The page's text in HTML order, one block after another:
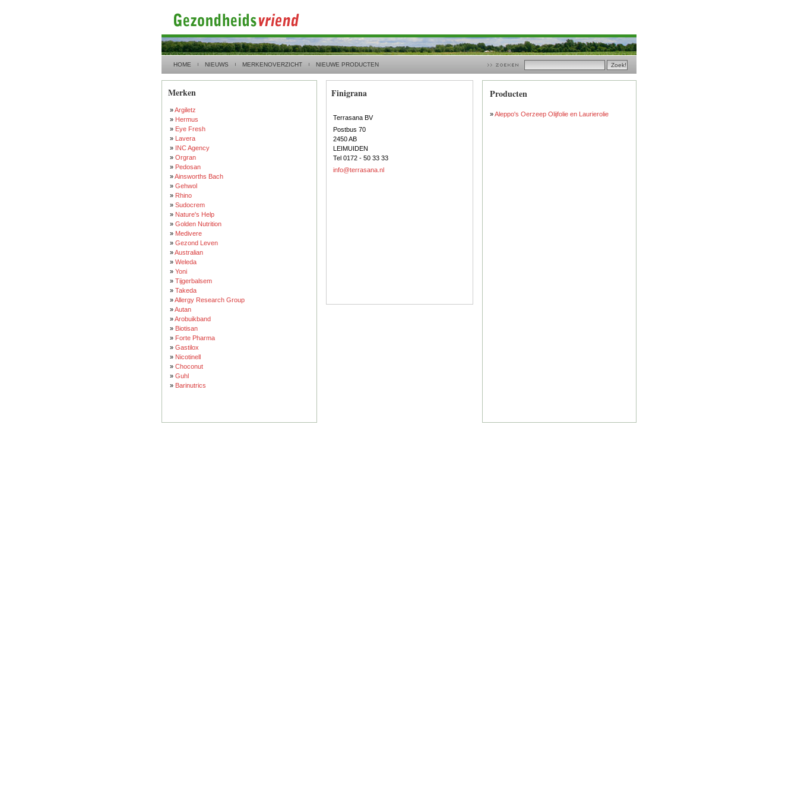
HOME NIEUWS MERKENOVERZICHT NIEUWE PRODUCTEN
Merken
»Argiletz
» Hermus
» Eye Fresh
» Lavera
» INC Agency
» Orgran
» Pedosan
»Ainsworths Bach
» Gehwol
» Rhino
» Sudocrem
» Nature's Help
» Golden Nutrition
» Medivere
» Gezond Leven
»Australian
» Weleda
» Yoni
» Tijgerbalsem
» Takeda
»Allergy Research Group
»Autan
»Arobuikband
» Biotisan
» Forte Pharma
» Gastilox
» Nicotinell
» Choconut
» Guhl
» Barinutrics
Finigrana
Terrasana BV
Postbus 70
2450 AB
LEIMUIDEN
Tel 0172 - 50 33 33
info@terrasana.nl
Producten
»Aleppo's Oerzeep Olijfolie en Laurierolie